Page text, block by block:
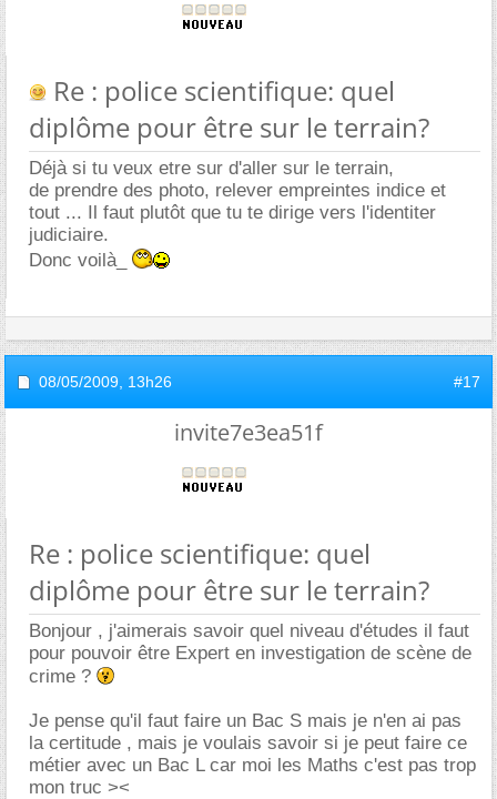
Re : police scientifique: quel
diplôme pour être sur le terrain?
Déjà si tu veux etre sur d'aller sur le terrain,
de prendre des photo, relever empreintes indice et
tout ... Il faut plutôt que tu te dirige vers l'identiter
judiciaire.
Donc voilà_
08/05/2009, 13h26 #17
invite7e3ea51f
Re : police scientifique: quel
diplôme pour être sur le terrain?
Bonjour , j'aimerais savoir quel niveau d'études il faut
pour pouvoir être Expert en investigation de scène de
crime ?
Je pense qu'il faut faire un Bac S mais je n'en ai pas
la certitude , mais je voulais savoir si je peut faire ce
métier avec un Bac L car moi les Maths c'est pas trop
mon truc ><